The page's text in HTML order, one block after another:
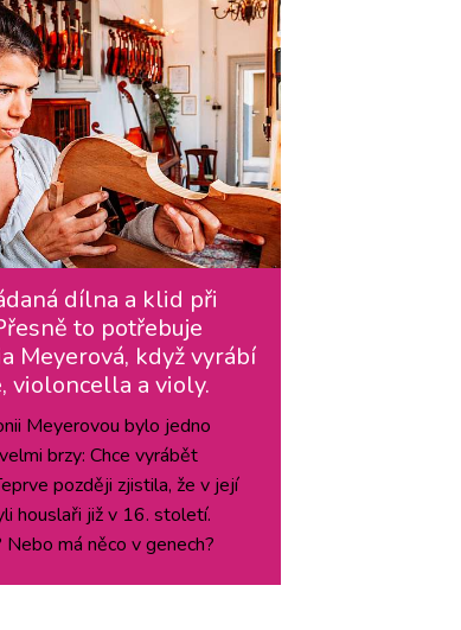
dílna a klid při
to potřebuje
Meyerová, když vyrábí
violoncella a violy.
Meyerovou bylo jedno
brzy: Chce vyrábět
později zjistila, že v její
houslaři již v 16. století.
Nebo má něco v genech?